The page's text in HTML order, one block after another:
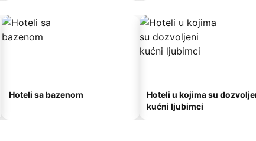
Hoteli sa bazenom
Hoteli u kojima su
kućni ljubimci